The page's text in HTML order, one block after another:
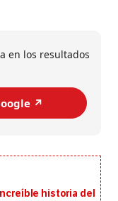
en los resultados
↗️
historia del